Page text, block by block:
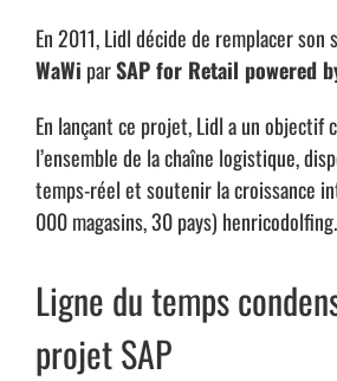
En 2011, Lidl décide de remplacer son
WaWi parSAP for Retail powered
En lançant ce projet, Lidl a un objectif
l’ensemble de la chaîne logistique,
temps-réel et soutenir la croissance
000 magasins, 30 pays)
Ligne du temps
projet SAP